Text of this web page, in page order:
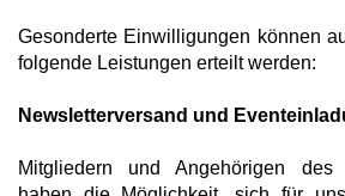
Gesonderte Einwilligungen können
folgende Leistungen erteilt werden:
Newsletterversand und
Mitgliedern und Angehörigen des